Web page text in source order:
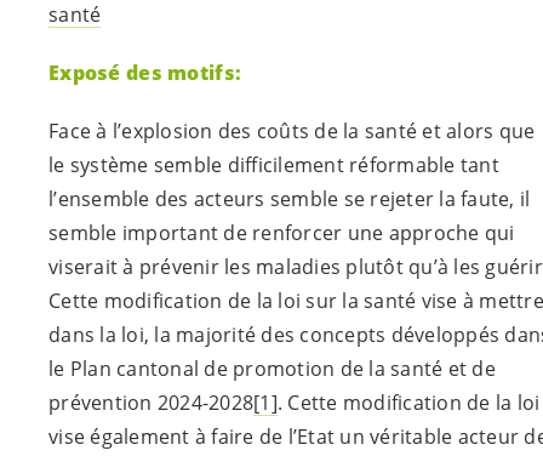
santé
Exposé des motifs:
Face à l’explosion des coûts de la santé et alors que
le système semble difficilement réformable tant
l’ensemble des acteurs semble se rejeter la faute, il
semble important de renforcer une approche qui
viserait à prévenir les maladies plutôt qu’à les
Cette modification de la loi sur la santé vise à mettre
dans la loi, la majorité des concepts développés
le Plan cantonal de promotion de la santé et de
prévention 2024-2028[1]. Cette modification de la loi
vise également à faire de l’Etat un véritable acteur